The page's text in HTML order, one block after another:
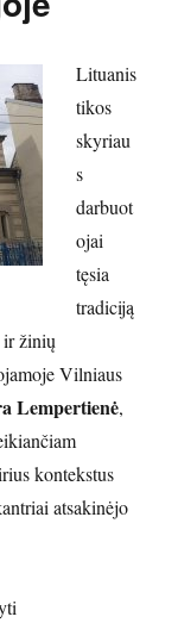
Lituanis
tikos
skyriau
s
darbuot
ojai
tęsia
tradiciją
ir žinių
Vilniaus
Lempertienė,
kontekstus
atsakinėjo